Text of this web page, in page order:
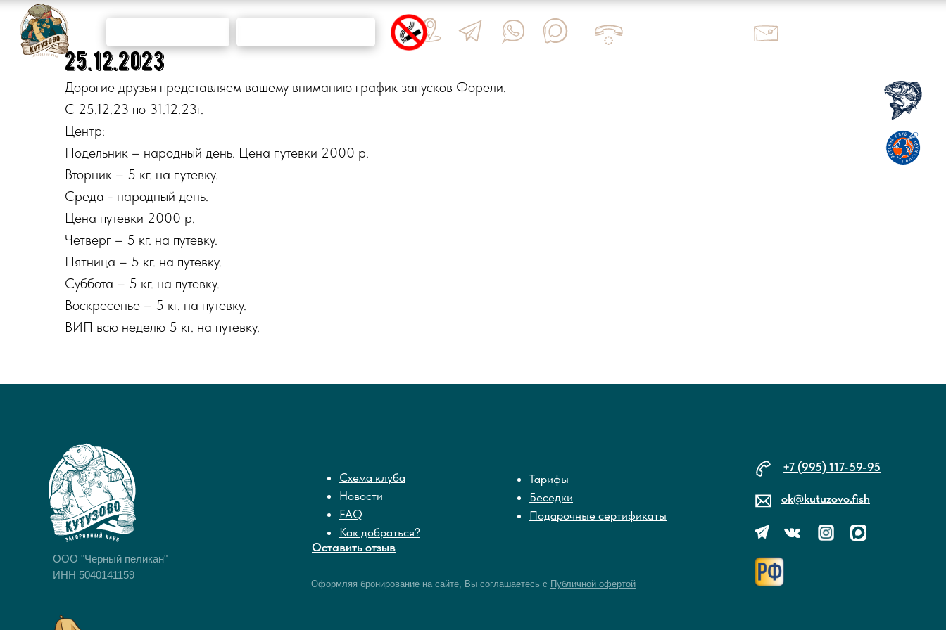
ПРОГНОЗ
КОЛИЧЕСТВО
25.12.2023
Дорогие друзья представляем вашему вниманию график запусков Форели.
С 25.12.23 по 31.12.23г.
Центр:
Подельник – народный день. Цена путевки 2000 р.
Вторник – 5 кг. на путевку.
Среда - народный день.
Цена путевки 2000 р.
Четверг – 5 кг. на путевку.
Пятница – 5 кг. на путевку.
Суббота – 5 кг. на путевку.
Воскресенье – 5 кг. на путевку.
ВИП всю неделю 5 кг. на путевку.
Схема клуба
Новости
FAQ
Как добраться?
Тарифы
Беседки
ok@kutuzovo.fish
Оставить отзыв
+7 (995) 117-59-95
OOO "Черный пеликан"
ИНН 5040141159
Оформляя бронирование на сайте, Вы соглашаетесь с Публичной офертой
Подарочные сертификаты